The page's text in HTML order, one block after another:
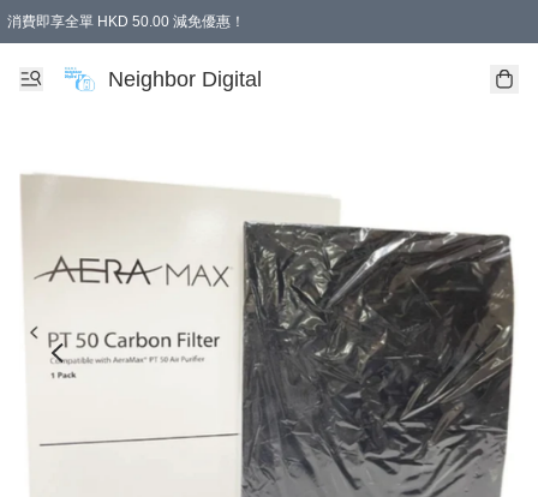
消費即享全單 HKD 50.00 減免優惠！
Neighbor Digital